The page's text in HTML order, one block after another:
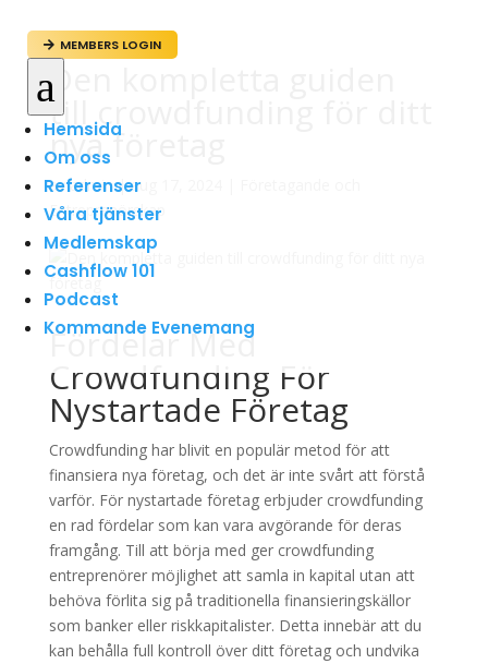
 MEMBERS LOGIN
a
Hemsida
Om oss
Referenser
Våra tjänster
Medlemskap
Cashflow 101
Podcast
Kommande Evenemang
Den kompletta guiden
till crowdfunding för ditt
nya företag
avadmin|aug 17, 2024
Entreprenörskap
Fördelar Med
Crowdfunding För
Nystartade Företag
Crowdfunding har blivit en populär metod för att
finansiera nya företag, och det är inte svårt att förstå
varför. För nystartade företag erbjuder crowdfunding
en rad fördelar som kan vara avgörande för deras
framgång. Till att börja med ger crowdfunding
entreprenörer möjlighet att samla in kapital utan att
behöva förlita sig på traditionella finansieringskällor
som banker eller riskkapitalister. Detta innebär att du
kan behålla full kontroll över ditt företag och undvika